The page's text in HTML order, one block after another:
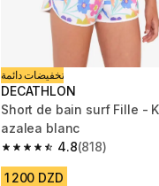
تخفيضات دائمة
DECATHLON
Short de bain surf Fille -
azalea blanc
4.8
4.8 out of 5 stars from
(818)
1 200 DZD